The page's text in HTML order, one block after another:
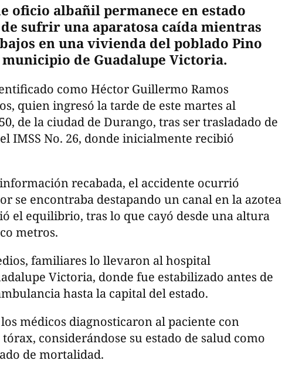
oficio albañil permanece en estado
sufrir una aparatosa caída mientras
en una vivienda del poblado Pino
municipio de Guadalupe Victoria.
como Héctor Guillermo Ramos
quien ingresó la tarde de este martes al
de la ciudad de Durango, tras ser trasladado de
IMSS No. 26, donde inicialmente recibió
recabada, el accidente ocurrió
se encontraba destapando un canal en la azotea
el equilibrio, tras lo que cayó desde una altura
metros.
familiares lo llevaron al hospital
Victoria, donde fue estabilizado antes de
hasta la capital del estado.
médicos diagnosticaron al paciente con
considerándose su estado de salud como
de mortalidad.